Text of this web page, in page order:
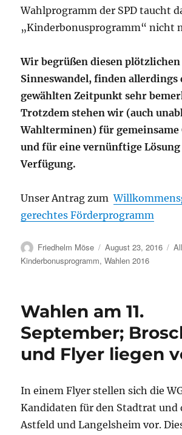
Wahlprogramm der SPD taucht
„Kinderbonusprogramm“ nicht
Wir begrüßen diesen plötzlichen
Sinneswandel, finden allerdings
gewählten Zeitpunkt sehr
Trotzdem stehen wir (auch
Wahlterminen) für gemeinsame
und für eine vernünftige
Verfügung.
Unser Antrag zum
gerechtes Förderprogramm
Autor
Friedhelm Möse
Veröffentlicht
am
August 23, 2016
Kinderbonusprogramm,Wahlen 2016
Wahlen am 11.
September;
und Flyer liegen
In einem Flyer stellen sich die
Kandidaten für den Stadtrat und
Astfeld und Langelsheim vor.